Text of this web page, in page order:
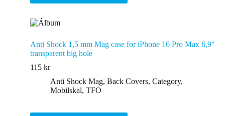
Anti Shock 1,5 mm Mag case for iPhone 16 Pro Max 6,9″
transparent big hole
115 kr
Anti Shock Mag, Back Covers, Category,
Mobilskal, TFO